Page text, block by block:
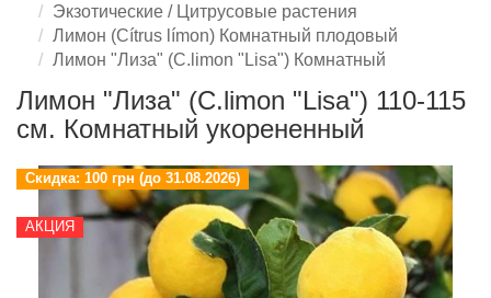
Экзотические / Цитрусовые растения
Лимон (Cítrus límon) Комнатный плодовый
Лимон "Лиза" (C.limon "Lisa") Комнатный
Лимон "Лиза" (C.limon "Lisa") 110-115
см. Комнатный укорененный
АКЦИЯ
Скидка: 100 грн (до 31.08.2026)